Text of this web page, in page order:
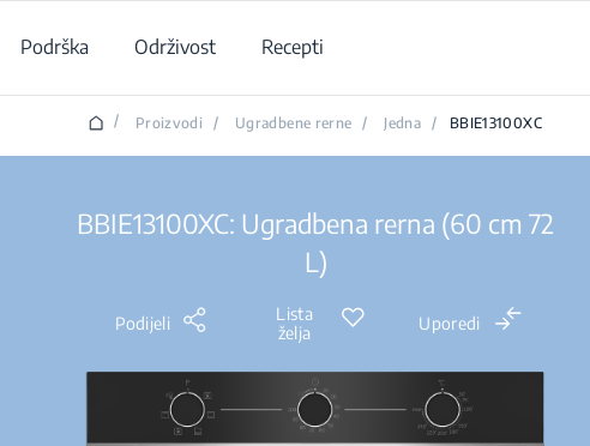
Podrška Održivost Recepti
/ Proizvodi / Ugradbene rerne / Jedna / BBIE13100XC
BBIE13100XC: Ugradbena rerna (60 cm 72
L)
Podijeli
Lista
želja
Uporedi